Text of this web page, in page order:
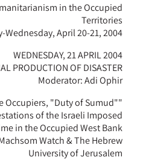
in the Occupied
Territories
Wednesday, April 20-21, 2004
WEDNESDAY, 21 APRIL 2004
PRODUCTION OF DISASTER
Moderator: Adi Ophir
Occupiers, "Duty of Sumud"
of the Israeli Imposed
in the Occupied West Bank
Watch & The Hebrew
University of Jerusalem